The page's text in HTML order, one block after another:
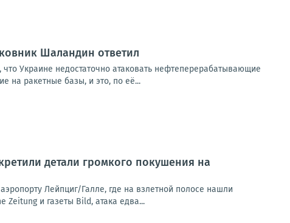
Шаландин ответил
Украине недостаточно атаковать нефтеперерабатывающие
на ракетные базы, и это, по её...
детали громкого покушения на
Лейпциг/Галле, где на взлетной полосе нашли
Zeitung и газеты Bild, атака едва...